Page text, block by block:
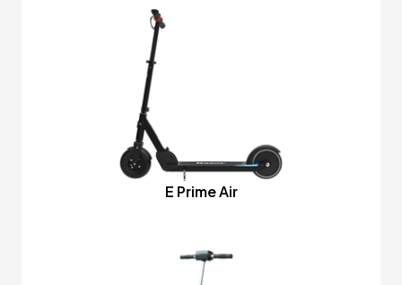
E Prime Air